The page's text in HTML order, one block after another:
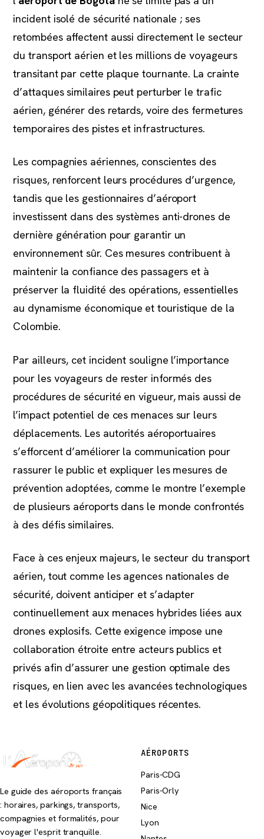
incident isolé de sécurité nationale ; ses
retombées affectent aussi directement le secteur
du transport aérien et les millions de voyageurs
transitant par cette plaque tournante. La crainte
d’attaques similaires peut perturber le trafic
aérien, générer des retards, voire des fermetures
temporaires des pistes et infrastructures.
Les compagnies aériennes, conscientes des
risques, renforcent leurs procédures d’urgence,
tandis que les gestionnaires d’aéroport
investissent dans des systèmes anti-drones de
dernière génération pour garantir un
environnement sûr. Ces mesures contribuent à
maintenir la confiance des passagers et à
préserver la fluidité des opérations, essentielles
au dynamisme économique et touristique de la
Colombie.
Par ailleurs, cet incident souligne l’importance
pour les voyageurs de rester informés des
procédures de sécurité en vigueur, mais aussi de
l’impact potentiel de ces menaces sur leurs
déplacements. Les autorités aéroportuaires
s’efforcent d’améliorer la communication pour
rassurer le public et expliquer les mesures de
prévention adoptées, comme le montre l’exemple
de plusieurs aéroports dans le monde confrontés
à des défis similaires.
Face à ces enjeux majeurs, le secteur du transport
aérien, tout comme les agences nationales de
sécurité, doivent anticiper et s’adapter
continuellement aux menaces hybrides liées aux
drones explosifs. Cette exigence impose une
collaboration étroite entre acteurs publics et
privés afin d’assurer une gestion optimale des
risques, en lien avec les avancées technologiques
et les évolutions géopolitiques récentes.
Le guide des aéroports français
: horaires, parkings, transports,
compagnies et formalités, pour
voyager l'esprit tranquille.
AÉROPORTS
Paris-CDG
Paris-Orly
Nice
Lyon